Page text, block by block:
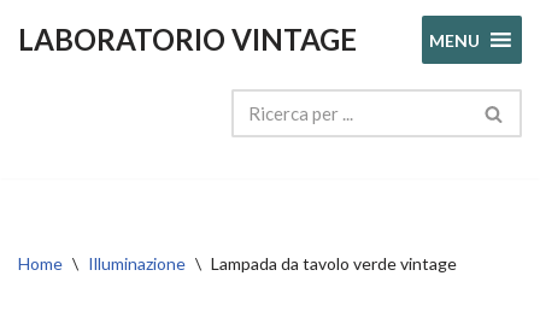
LABORATORIO VINTAGE MENU
Home \ Illuminazione \ Lampada da tavolo verde vintage